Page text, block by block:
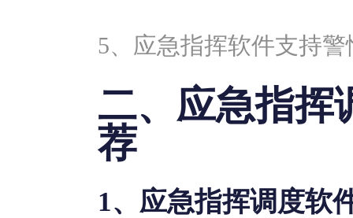
5、应急指挥软件支持
二、应急指挥
荐
1、应急指挥调度软